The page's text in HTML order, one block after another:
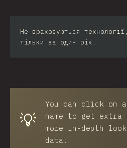
Не враховуються
тільки за один рік.
💡
You can click on
name to get
more in-depth
data.